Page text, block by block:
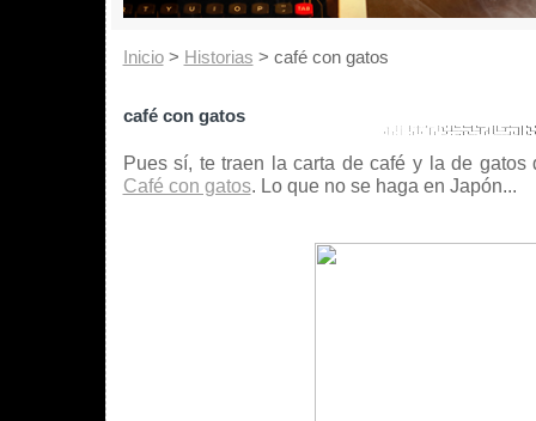
Inicio> Historias > café con gatos
café con gatos
Pues sí, te traen la carta de café y la de gatos
Café con gatos. Lo que no se haga en Japón...